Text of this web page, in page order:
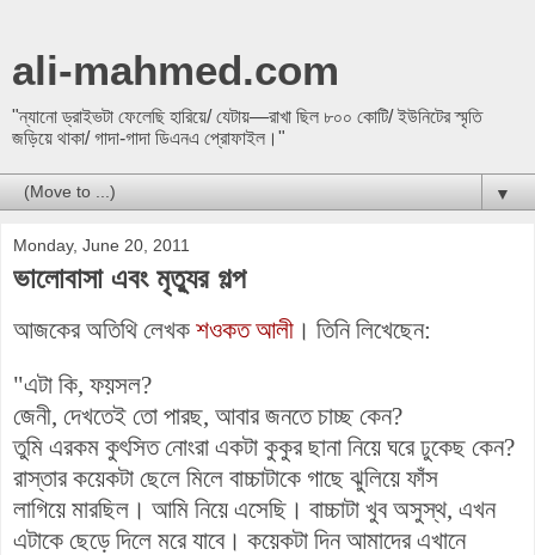
ali-mahmed.com
"ন্যানো ড্রাইভটা ফেলেছি হারিয়ে/ যেটায়—রাখা ছিল ৮০০ কোটি/ ইউনিটের স্মৃতি
জড়িয়ে থাকা/ গাদা-গাদা ডিএনএ প্রোফাইল।"
▼
Monday, June 20, 2011
ভালোবাসা এবং মৃত্যুর গল্প
আজকের অতিথি লেখক শওকত আলী । তিনি লিখেছেন:
"এটা কি, ফয়সল?
জেনী, দেখতেই তো পারছ, আবার জনতে চাচ্ছ কেন?
তুমি এরকম কুৎসিত নোংরা একটা কুকুর ছানা নিয়ে ঘরে ঢুকেছ কেন?
রাস্তার কয়েকটা ছেলে মিলে বাচ্চাটাকে গাছে ঝুলিয়ে ফাঁস
লাগিয়ে মারছিল। আমি নিয়ে এসেছি। বাচ্চাটা খুব অসুস্থ, এখন
এটাকে ছেড়ে দিলে মরে যাবে। কয়েকটা দিন আমাদের এখানে